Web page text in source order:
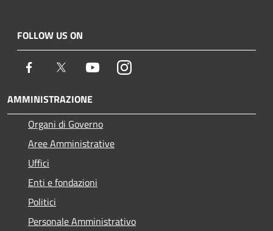
FOLLOW US ON
Facebook Twitter YoutubeInstagram
AMMINISTRAZIONE
Organi di Governo
Aree Amministrative
Uffici
Enti e fondazioni
Politici
Personale Amministrativo